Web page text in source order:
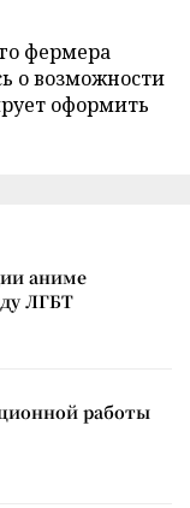
фермера
о возможности
оформить
аниме
ЛГБТ
работы